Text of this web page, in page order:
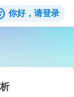
你好，请登录